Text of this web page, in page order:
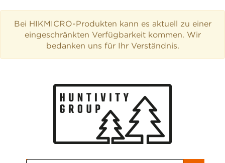
Bei HIKMICRO-Produkten kann es aktuell zu einer
eingeschränkten Verfügbarkeit kommen. Wir
bedanken uns für Ihr Verständnis.